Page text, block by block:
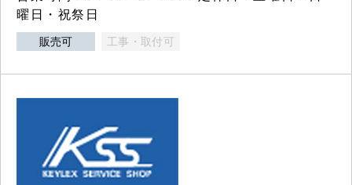
曜日・祝祭日
販売可 工事・取付可